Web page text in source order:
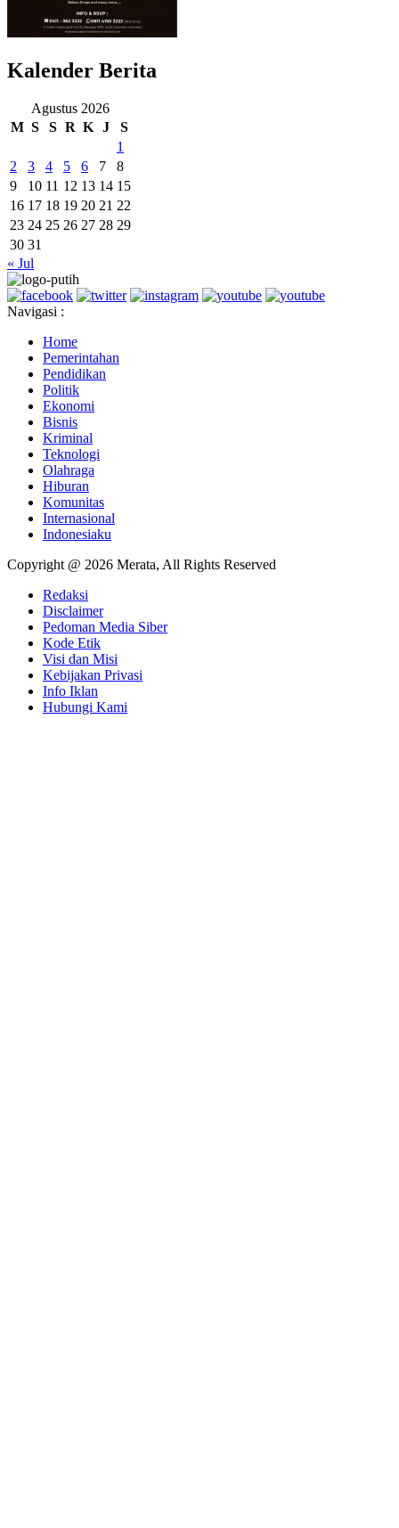
Kalender Berita
Agustus 2026
M S S R K J
S
1
2
3 4 5 6 7
8
9
10 11 12 13 14 15
16 17 18 19 20 21 22
23 24 25 26 27 28 29
30 31
« Jul
Navigasi :
Home
Pemerintahan
Pendidikan
Politik
Ekonomi
Bisnis
Kriminal
Teknologi
Olahraga
Hiburan
Komunitas
Internasional
Indonesiaku
Copyright @ 2026 Merata, All Rights Reserved
Redaksi
Disclaimer
Pedoman Media Siber
Kode Etik
Visi dan Misi
Kebijakan Privasi
Info Iklan
Hubungi Kami